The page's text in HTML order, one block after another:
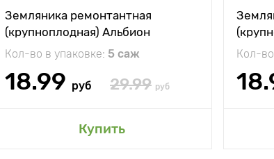
Земляника ремонтантная
(крупноплодная) Альбион
Кол-во в упаковке: 5 саж
18.99 руб 29.99 руб
Купить
Кол-